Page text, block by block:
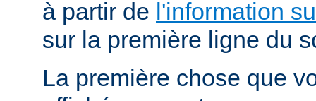
à partir de l'information
sur la première ligne du
La première chose que